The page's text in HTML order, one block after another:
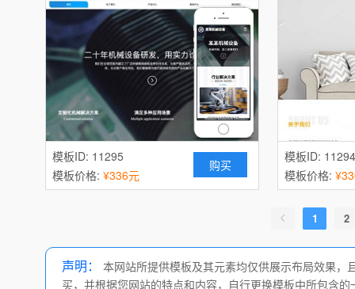
模板ID: 11295
模板价格: ¥336元
购买
模板ID: 11294
模板价格:
1 2
声明：
本网站所提供模板及其元素均仅供展示布局效果
买，并根据您网站的特点和内容，自行更换模板中所包含